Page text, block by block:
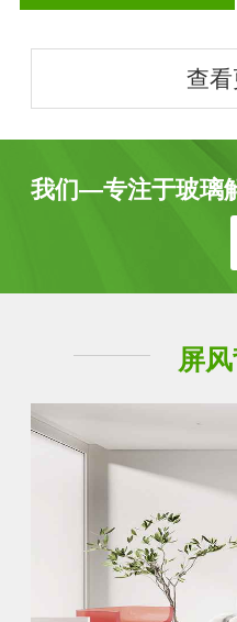
查
我们—专注于玻璃
屏